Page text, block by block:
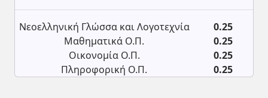
Νεοελληνική Γλώσσα και Λογοτεχνία
0.25
Μαθηματικά Ο.Π.
0.25
Οικονομία Ο.Π.
0.25
Πληροφορική Ο.Π.
0.25